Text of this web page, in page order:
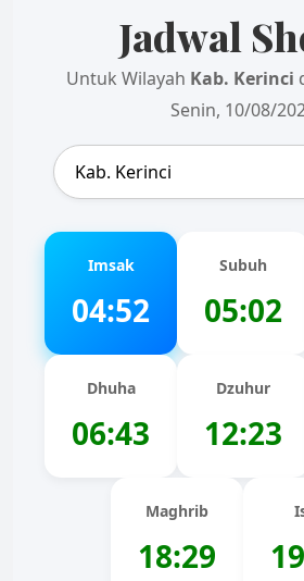
Jadwal
Untuk Wilayah Kab. Kerinci
Senin, 10/08/
Imsak
04:52
Subuh
05:02
Dhuha
06:43
Dzuhur
12:23
Maghrib
18:29